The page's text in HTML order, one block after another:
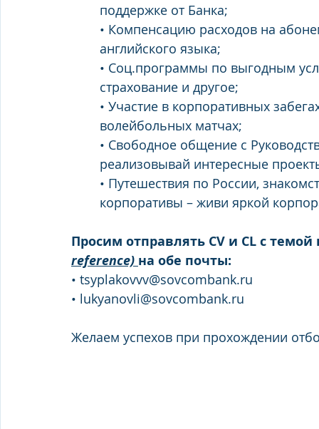
поддержке от Банка;
• Компенсацию расходов на
английского языка;
• Соц.программы по выгодным
страхование и другое;
• Участие в корпоративных
волейбольных матчах;
• Свободное общение с
реализовывай интересные
• Путешествия по России,
корпоративы – живи яркой
Просим отправлять CV и CL с темой
reference) на обе почты:
• tsyplakovvv@sovcombank.ru
• lukyanovli@sovcombank.ru
Желаем успехов при прохождении